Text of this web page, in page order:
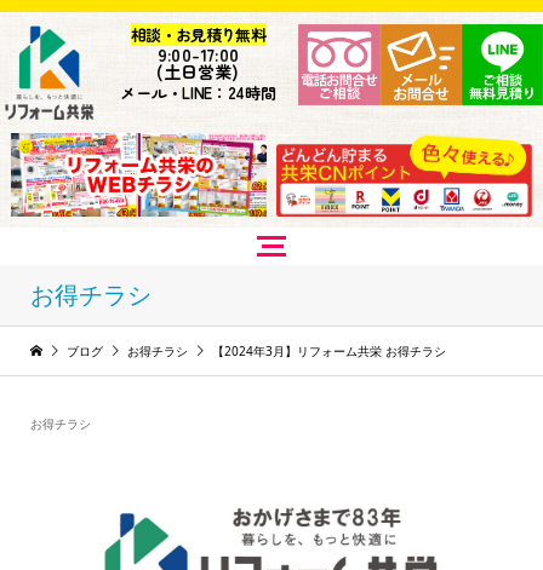
相談・お見積り無料
9:00-17:00
(土日営業)
メール・LINE：24時間
お得チラシ
ブログ お得チラシ 【2024年3月】リフォーム共栄 お得チラシ
お得チラシ